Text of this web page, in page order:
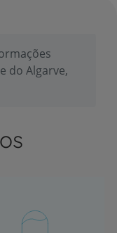
do Algarve,